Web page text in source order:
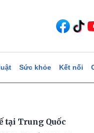
Sức khỏe Kết nối
tại Trung Quốc